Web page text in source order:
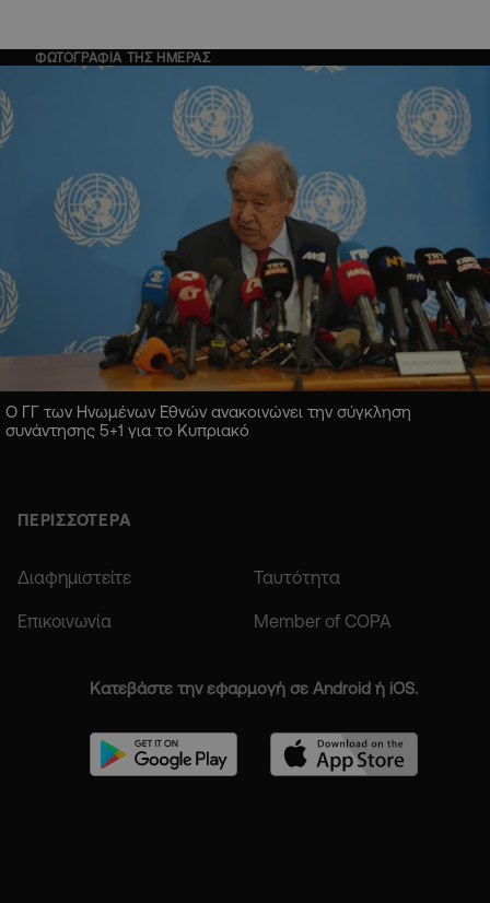
ΦΩΤΟΓΡΑΦΙΑ ΤΗΣ ΗΜΕΡΑΣ
Ο ΓΓ των Ηνωμένων Εθνών ανακοινώνει την σύγκληση
συνάντησης 5+1 για το Κυπριακό
ΠΕΡΙΣΣΟΤΕΡΑ
Διαφημιστείτε Ταυτότητα
Επικοινωνία Member of COPA
Κατεβάστε την εφαρμογή σε Android ή iOS.